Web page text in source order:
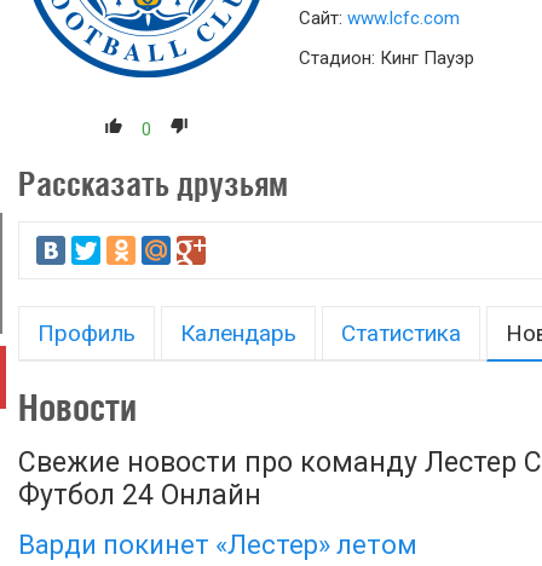
0
Сайт: www.lcfc.com
Стадион: Кинг Пауэр
Рассказать друзьям
Профиль Календарь Статистика
Новости
Свежие новости про команду Лестер
Футбол 24 Онлайн
Варди покинет «Лестер» летом